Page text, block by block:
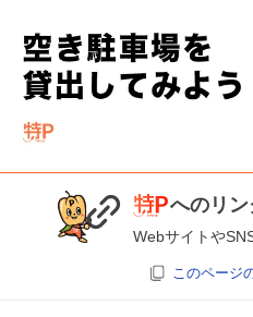
へのリ
Webサイトや
このページ